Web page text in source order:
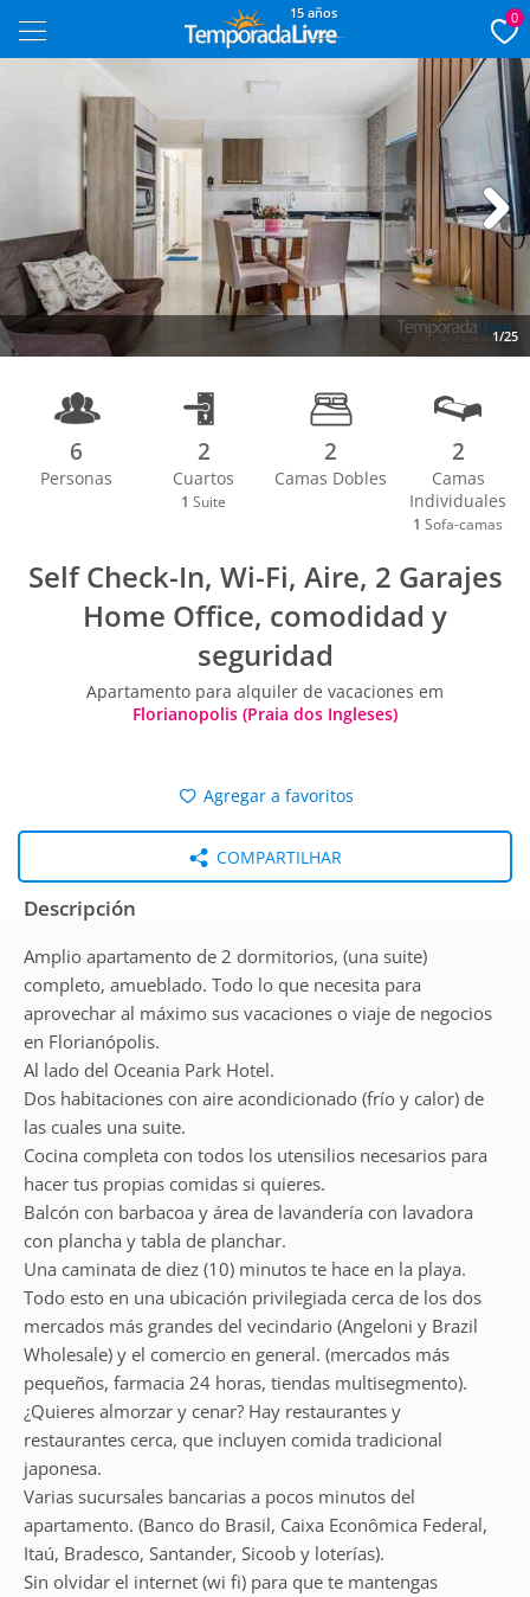
15 años 0
1/25
Next
6
Personas
2
Cuartos
1 Suite
2
Camas Dobles
2
Camas
Individuales
1 Sofa-camas
Self Check-In, Wi-Fi, Aire, 2 Garajes
Home Office, comodidad y
seguridad
Apartamento para alquiler de vacaciones em
Florianopolis (Praia dos Ingleses)
Agregar a favoritos
COMPARTILHAR
Descripción
Amplio apartamento de 2 dormitorios, (una suite)
completo, amueblado. Todo lo que necesita para
aprovechar al máximo sus vacaciones o viaje de negocios
en Florianópolis.
Al lado del Oceania Park Hotel.
Dos habitaciones con aire acondicionado (frío y calor) de
las cuales una suite.
Cocina completa con todos los utensilios necesarios para
hacer tus propias comidas si quieres.
Balcón con barbacoa y área de lavandería con lavadora
con plancha y tabla de planchar.
Una caminata de diez (10) minutos te hace en la playa.
Todo esto en una ubicación privilegiada cerca de los dos
mercados más grandes del vecindario (Angeloni y Brazil
Wholesale) y el comercio en general. (mercados más
pequeños, farmacia 24 horas, tiendas multisegmento).
¿Quieres almorzar y cenar? Hay restaurantes y
restaurantes cerca, que incluyen comida tradicional
japonesa.
Varias sucursales bancarias a pocos minutos del
apartamento. (Banco do Brasil, Caixa Econômica Federal,
Itaú, Bradesco, Santander, Sicoob y loterías).
Sin olvidar el internet (wi fi) para que te mantengas